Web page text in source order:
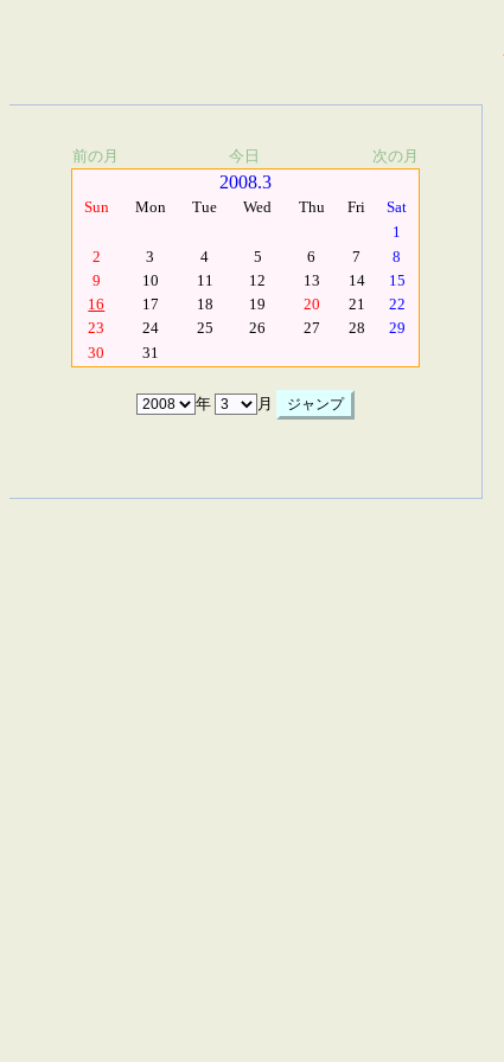
前の月 今日 次の月
2008.3
Sun Mon Tue Wed Thu Fri
Sat
1
2
3 4 5 6 7
8
9
10 11 12 13 14
15
16
17 18 19 20 21
22
23
24 25 26 27 28
29
30
31
年 月